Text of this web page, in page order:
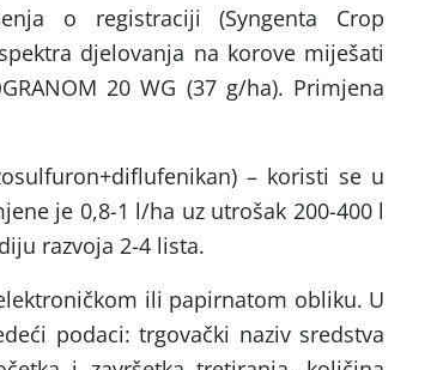
o registraciji (Syngenta Crop
djelovanja na korove miješati
20 WG (37 g/ha). Primjena
– koristi se u
je 0,8-1 l/ha uz utrošak 200-400 l
razvoja 2-4 lista.
ili papirnatom obliku. U
podaci: trgovački naziv sredstva